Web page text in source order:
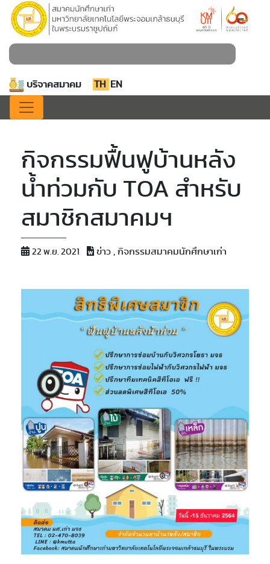
บริจาคสมาคม TH EN
กิจกรรมฟื้นฟูบ้านหลัง
น้ำท่วมกับ TOA สำหรับ
สมาชิกสมาคมฯ
22 พ.ย. 2021 ข่าว , กิจกรรมสมาคมนักศึกษาเก่า